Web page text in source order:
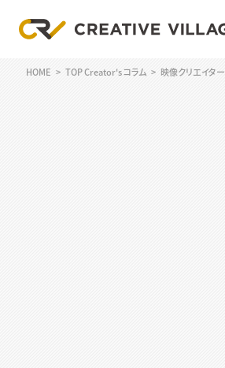
HOME TOP Creator's コラム 映像クリエイター